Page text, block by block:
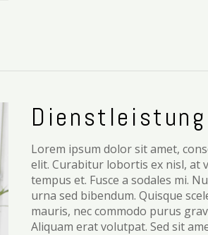
Lorem ipsum dolor sit amet,
elit. Curabitur lobortis ex nisl, at
tempus et. Fusce a sodales mi.
urna sed bibendum. Quisque
mauris, nec commodo purus
Aliquam erat volutpat. Sed sit